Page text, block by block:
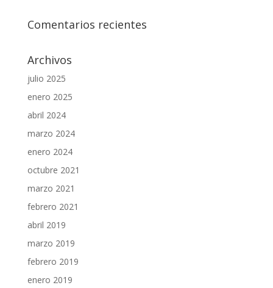
Comentarios recientes
Archivos
julio 2025
enero 2025
abril 2024
marzo 2024
enero 2024
octubre 2021
marzo 2021
febrero 2021
abril 2019
marzo 2019
febrero 2019
enero 2019